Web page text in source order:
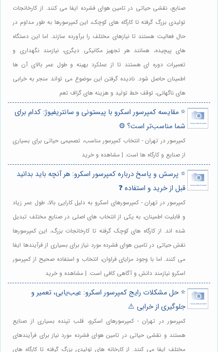
صنایع، نقشی حیاتی در تامین هوای فشرده ایفا می کنند. از کارخانجات
تولیدی بزرگ گرفته تا کارگاه های کوچک، این کمپرسورها به طور مداوم در
حال فعالیت هستند تا نیازهای مختلف را برآورده سازند. اما این دستگاه
های پیچیده، همانند هر تجهیز مکانیکی دیگری، نیازمند نگهداری و
تعمیرات دوره ای هستند تا از عملکرد بهینه و طول عمر بالای آن ها
اطمینان حاصل شود. نادیده گرفتن این موضوع می تواند منجر به خرابی
های ناگهانی، توقف خط تولید و هزینه های گزاف تعم
⭐️ مقایسه کمپرسور اسکرو با پیستونی و سانتریفیوژ: کدام برای
شما مناسب‌تر است؟ ⚙️
کمپرسور در تهران - انتخاب کمپرسور مناسب، تصمیمی حیاتی برای بسیاری
از صنایع و کارگاه ها است. | مشاهده و خرید
⭐️ پرسش و پاسخ درباره کمپرسور اسکرو: هر آنچه باید بدانید
قبل از خرید و استفاده ❓
کمپرسور در تهران - کمپرسورهای اسکرو به دلیل کارایی بالا، طول عمر زیاد
و قابلیت اطمینان، به یکی از انتخاب های اصلی در صنایع مختلف تبدیل
شده اند. از کارگاه های کوچک گرفته تا کارخانجات بزرگ، این کمپرسورها
نقش حیاتی در تامین هوای فشرده مورد نیاز برای بسیاری از فرآیندها ایفا
می کنند. اما با وجود مزایای فراوان، انتخاب و استفاده صحیح از کمپرسور
اسکرو نیازمند دانش و آگاهی کافی است. | مشاهده و خرید
⭐️ حل مشکلات رایج کمپرسور اسکرو: عیب‌یابی، تعمیر و
جلوگیری از خرابی ⚠️
کمپرسور در تهران - کمپرسورهای اسکرو، قلب تپنده بسیاری از صنایع
هستند و نقشی حیاتی در تامین هوای فشرده مورد نیاز برای فرآیندهای
مختلف ایفا می کنند. از کارخانه های تولیدی بزرگ گرفته تا کارگاه های